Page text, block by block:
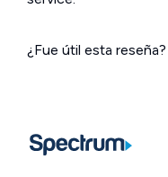
¿Fue útil esta reseña?